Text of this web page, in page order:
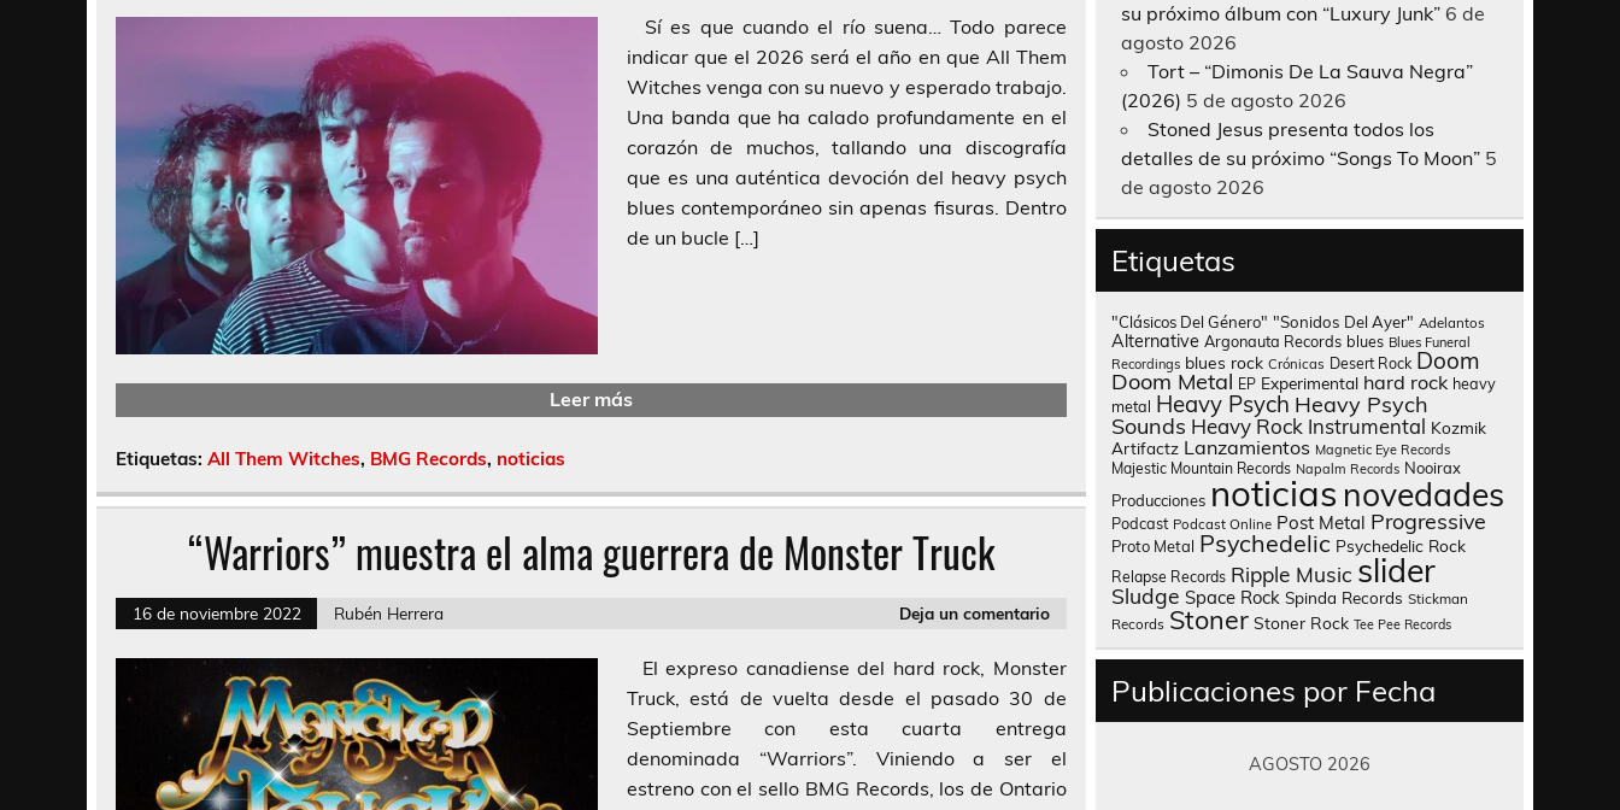
Sí es que cuando el río suena… Todo parece
indicar que el 2026 será el año en que All Them
Witches venga con su nuevo y esperado trabajo.
Una banda que ha calado profundamente en el
corazón de muchos, tallando una discografía
que es una auténtica devoción del heavy psych
blues contemporáneo sin apenas fisuras. Dentro
de un bucle […]
Leer más
Etiquetas: All Them Witches, BMG Records, noticias
“Warriors” muestra el alma guerrera de Monster Truck
16 de noviembre 2022 Rubén Herrera Deja un comentario
El expreso canadiense del hard rock, Monster
Truck, está de vuelta desde el pasado 30 de
Septiembre con esta cuarta entrega
denominada “Warriors”. Viniendo a ser el
estreno con el sello BMG Records, los de Ontario
su próximo álbum con “Luxury Junk” 6 de
agosto 2026
Tort – “Dimonis De La Sauva Negra”
(2026) 5 de agosto 2026
Stoned Jesus presenta todos los
detalles de su próximo “Songs To Moon” 5
de agosto 2026
Etiquetas
"Clásicos Del Género" "Sonidos Del Ayer" Adelantos
Alternative Argonauta Records blues Blues Funeral
Recordings blues rock Crónicas Desert Rock Doom
Doom Metal EP Experimental hard rock heavy
metal Heavy Psych Heavy Psych
Sounds Heavy Rock Instrumental Kozmik
Artifactz Lanzamientos Magnetic Eye Records
Majestic Mountain Records Napalm Records Nooirax
Producciones noticias novedades
Podcast Podcast Online Post Metal Progressive
Proto Metal Psychedelic Psychedelic Rock
Relapse Records Ripple Music slider
Sludge Space Rock Spinda Records Stickman
Records Stoner Stoner Rock Tee Pee Records
Publicaciones por Fecha
AGOSTO 2026